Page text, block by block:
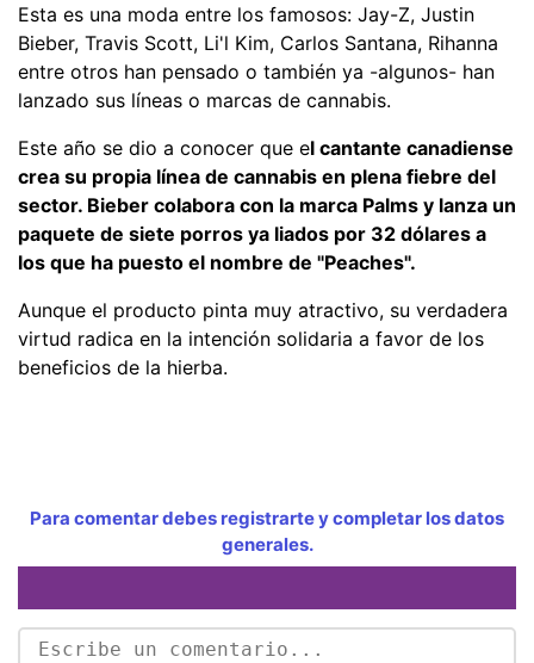
Esta es una moda entre los famosos: Jay-Z, Justin
Bieber, Travis Scott, Li'l Kim, Carlos Santana, Rihanna
entre otros han pensado o también ya -algunos- han
lanzado sus líneas o marcas de cannabis.
Este año se dio a conocer que el cantante canadiense
crea su propia línea de cannabis en plena fiebre del
sector. Bieber colabora con la marca Palms y lanza un
paquete de siete porros ya liados por 32 dólares a
los que ha puesto el nombre de "Peaches".
Aunque el producto pinta muy atractivo, su verdadera
virtud radica en la intención solidaria a favor de los
beneficios de la hierba.
Para comentar debes registrarte y completar los datos
generales.